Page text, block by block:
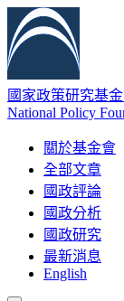
國家政策研究基
National Policy
關於基金會
全部文章
國政評論
國政分析
國政研究
最新消息
English